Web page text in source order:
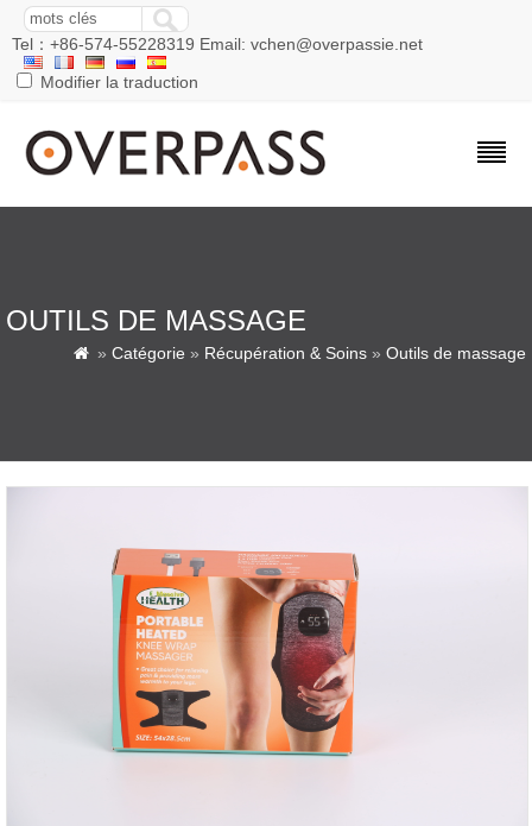
Tel：+86-574-55228319 Email: vchen@overpassie.net
Modifier la traduction
OUTILS DE MASSAGE
 » Catégorie » Récupération & Soins » Outils de massage